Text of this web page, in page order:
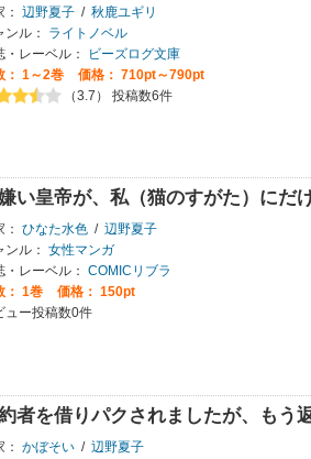
辺野夏子 / 秋鹿ユギリ
ンル：
ライトノベル
・レーベル：
ビーズログ文庫
： 1～2巻
価格： 710pt～790pt
（3.7） 投稿数6件
い皇帝が、私（猫のすがた）にだ
ひなた水色 / 辺野夏子
ンル： 女性マンガ
・レーベル： COMICリブラ
： 1巻
価格： 150pt
ュー投稿数0件
者を借りパクされましたが、もう
かぼそい / 辺野夏子